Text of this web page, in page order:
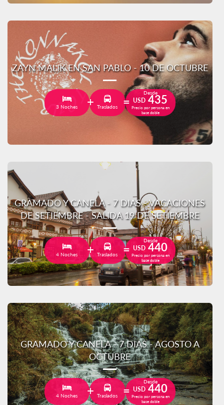
ZAYN MALIK EN SAN PABLO - 10 DE OCTUBRE
3 Noches Traslados
Desde
USD 435
Precio por persona en
base doble
GRAMADO Y CANELA - 7 DIAS - VACACIONES
DE SETIEMBRE - SALIDA 19 DE SETIEMBRE
4 Noches Traslados
Desde
USD 440
Precio por persona en
base doble
GRAMADO Y CANELA - 7 DIAS - AGOSTO A
OCTUBRE
4 Noches Traslados
Desde
USD 440
Precio por persona en
base doble